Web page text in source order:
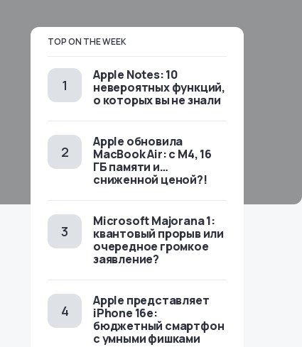
TOP ON THE WEEK
Apple Notes: 10
невероятных функций,
о которых вы не знали
Apple обновила
MacBook Air: с M4, 16
ГБ памяти и…
сниженной ценой?!
Microsoft Majorana 1:
квантовый прорыв или
очередное громкое
заявление?
Apple представляет
iPhone 16e:
бюджетный смартфон
с умными фишками